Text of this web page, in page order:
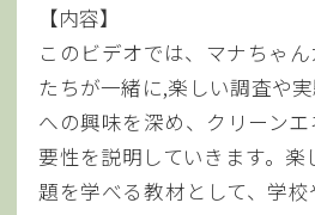
【内容】
このビデオでは、マナちゃ
たちが一緒に,楽しい調査や
への興味を深め、クリーン
要性を説明していきます。
題を学べる教材として、学